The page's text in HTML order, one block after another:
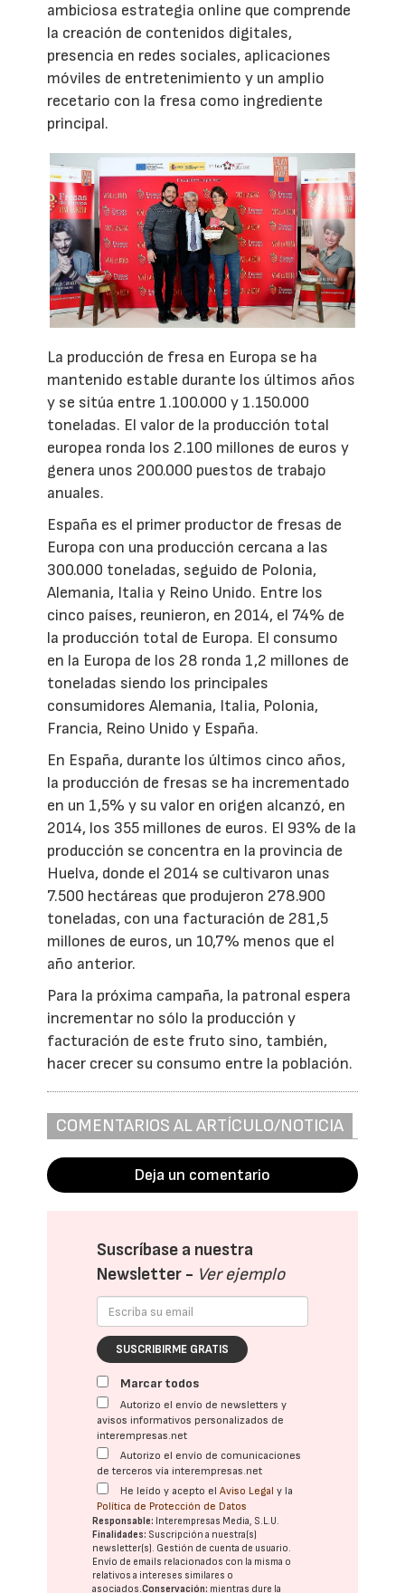
ambiciosa estrategia online que comprende
la creación de contenidos digitales,
presencia en redes sociales, aplicaciones
móviles de entretenimiento y un amplio
recetario con la fresa como ingrediente
principal.
La producción de fresa en Europa se ha
mantenido estable durante los últimos años
y se sitúa entre 1.100.000 y 1.150.000
toneladas. El valor de la producción total
europea ronda los 2.100 millones de euros y
genera unos 200.000 puestos de trabajo
anuales.
España es el primer productor de fresas de
Europa con una producción cercana a las
300.000 toneladas, seguido de Polonia,
Alemania, Italia y Reino Unido. Entre los
cinco países, reunieron, en 2014, el 74% de
la producción total de Europa. El consumo
en la Europa de los 28 ronda 1,2 millones de
toneladas siendo los principales
consumidores Alemania, Italia, Polonia,
Francia, Reino Unido y España.
En España, durante los últimos cinco años,
la producción de fresas se ha incrementado
en un 1,5% y su valor en origen alcanzó, en
2014, los 355 millones de euros. El 93% de la
producción se concentra en la provincia de
Huelva, donde el 2014 se cultivaron unas
7.500 hectáreas que produjeron 278.900
toneladas, con una facturación de 281,5
millones de euros, un 10,7% menos que el
año anterior.
Para la próxima campaña, la patronal espera
incrementar no sólo la producción y
facturación de este fruto sino, también,
hacer crecer su consumo entre la población.
COMENTARIOS AL ARTÍCULO/NOTICIA
Deja un comentario
Suscríbase a nuestra
Newsletter - Ver ejemplo
SUSCRIBIRME GRATIS
Marcar todos
Autorizo el envío de newsletters y
avisos informativos personalizados de
interempresas.net
Autorizo el envío de comunicaciones
de terceros vía interempresas.net
He leído y acepto elAviso Legal y la
Política de Protección de Datos
Responsable: Interempresas Media, S.L.U.
Finalidades: Suscripción a nuestra(s)
newsletter(s). Gestión de cuenta de usuario.
Envío de emails relacionados con la misma o
relativos a intereses similares o
asociados.Conservación: mientras dure la